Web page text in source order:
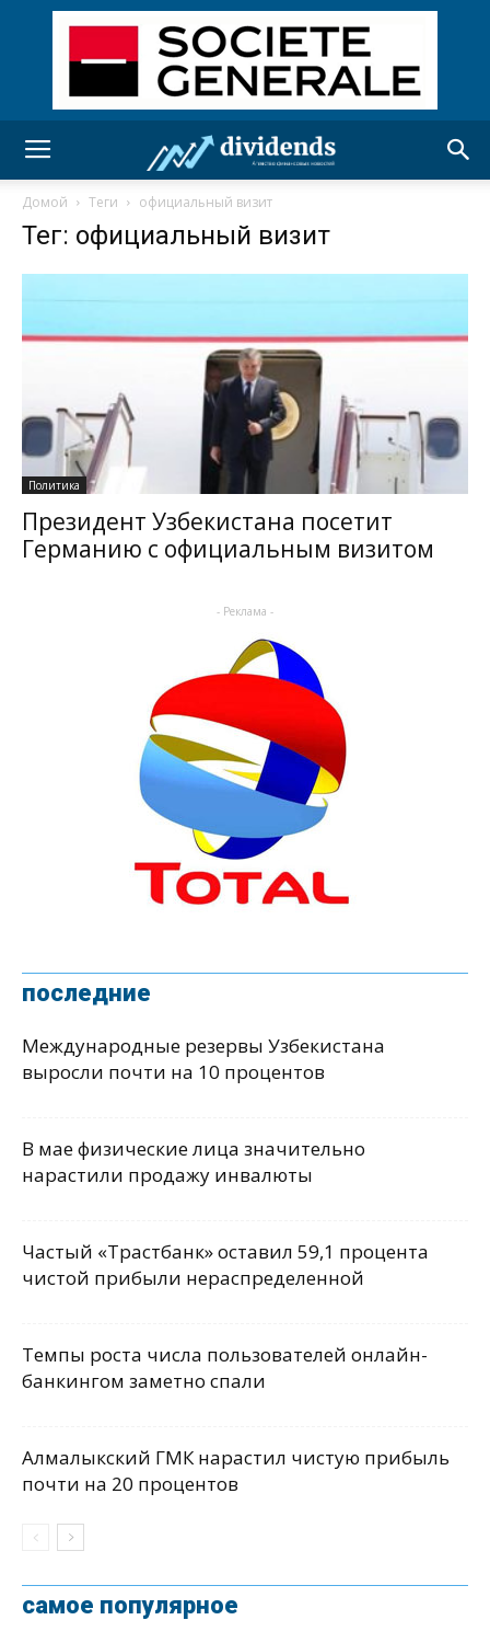
Домой Теги официальный визит
Тег: официальный визит
Политика
Президент Узбекистана посетит
Германию с официальным визитом
- Реклама -
последние
Международные резервы Узбекистана
выросли почти на 10 процентов
В мае физические лица значительно
нарастили продажу инвалюты
Частый «Трастбанк» оставил 59,1 процента
чистой прибыли нераспределенной
Темпы роста числа пользователей онлайн-
банкингом заметно спали
Алмалыкский ГМК нарастил чистую прибыль
почти на 20 процентов
самое популярное